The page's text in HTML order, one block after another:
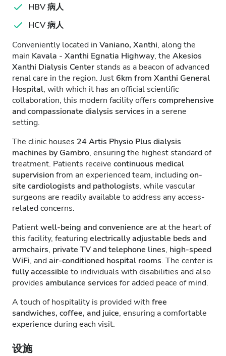
HBV 病人
HCV 病人
Conveniently located in Vaniano, Xanthi, along the
main Kavala - Xanthi Egnatia Highway, the Akesios
Xanthi Dialysis Center stands as a beacon of advanced
renal care in the region. Just 6km from Xanthi General
Hospital, with which it has an official scientific
collaboration, this modern facility offers comprehensive
and compassionate dialysis services in a serene
setting.
The clinic houses 24 Artis Physio Plus dialysis
machines by Gambro, ensuring the highest standard of
treatment. Patients receive continuous medical
supervisionfrom an experienced team, includingon-
site cardiologists and pathologists, while vascular
surgeons are readily available to address any access-
related concerns.
Patientwell-being and convenience are at the heart of
this facility, featuringelectrically adjustable beds and
armchairs, private TV and telephone lines, high-speed
WiFi, andair-conditioned hospital rooms. The center is
fully accessible to individuals with disabilities and also
provides ambulance services for added peace of mind.
A touch of hospitality is provided with free
sandwiches, coffee, and juice, ensuring a comfortable
experience during each visit.
设施